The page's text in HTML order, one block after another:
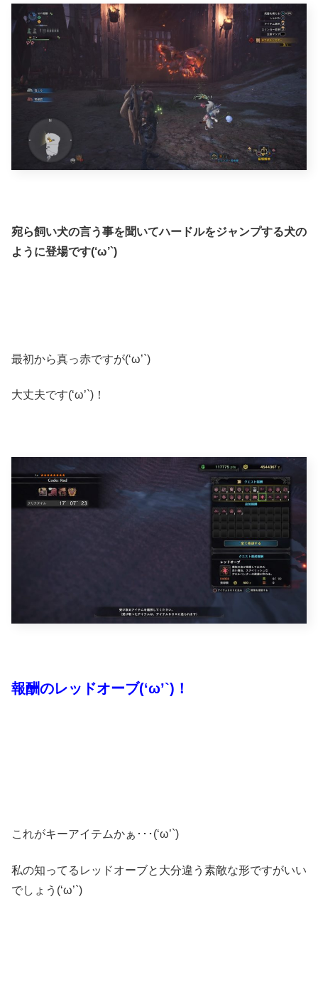
宛ら飼い犬の言う事を聞いてハードルをジャンプする犬の
ように登場です(‘ω’`)
最初から真っ赤ですが(‘ω’`)
大丈夫です(‘ω’`)！
報酬のレッドオーブ(‘ω’`)！
これがキーアイテムかぁ･･･(‘ω’`)
私の知ってるレッドオーブと大分違う素敵な形ですがいい
でしょう(‘ω’`)